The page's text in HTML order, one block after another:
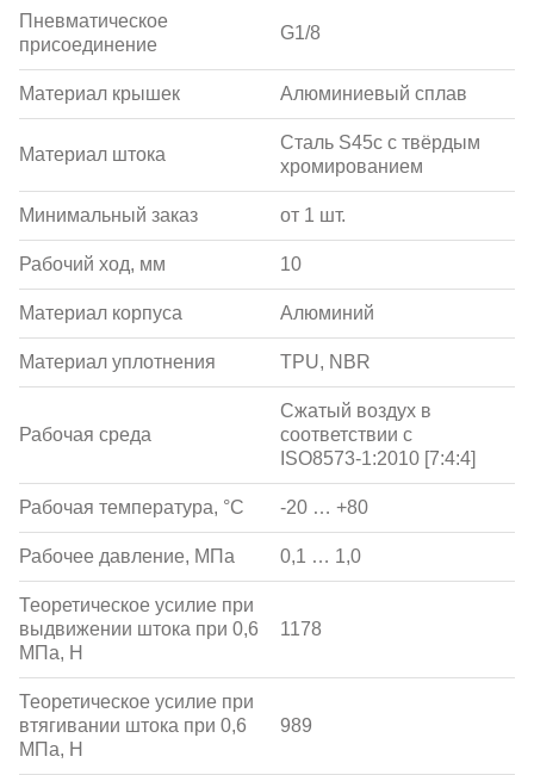
Пневматическое
присоединение
G1/8
Материал крышек Алюминиевый сплав
Материал штока
Сталь S45c с твёрдым
хромированием
Минимальный заказ от 1 шт.
Рабочий ход, мм 10
Материал корпуса Алюминий
Материал уплотнения TPU, NBR
Рабочая среда
Сжатый воздух в
соответствии с
ISO8573-1:2010 [7:4:4]
Рабочая температура, °С -20 … +80
Рабочее давление, МПа 0,1 … 1,0
Теоретическое усилие при
выдвижении штока при 0,6
МПа, Н
1178
Теоретическое усилие при
втягивании штока при 0,6
МПа, Н
989